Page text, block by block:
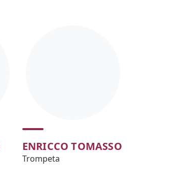
ENRICCO TOMASSO
Trompeta